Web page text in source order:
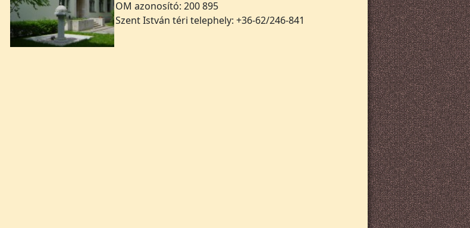
OM azonosító: 200 895
Szent István téri telephely: +36-62/246-841